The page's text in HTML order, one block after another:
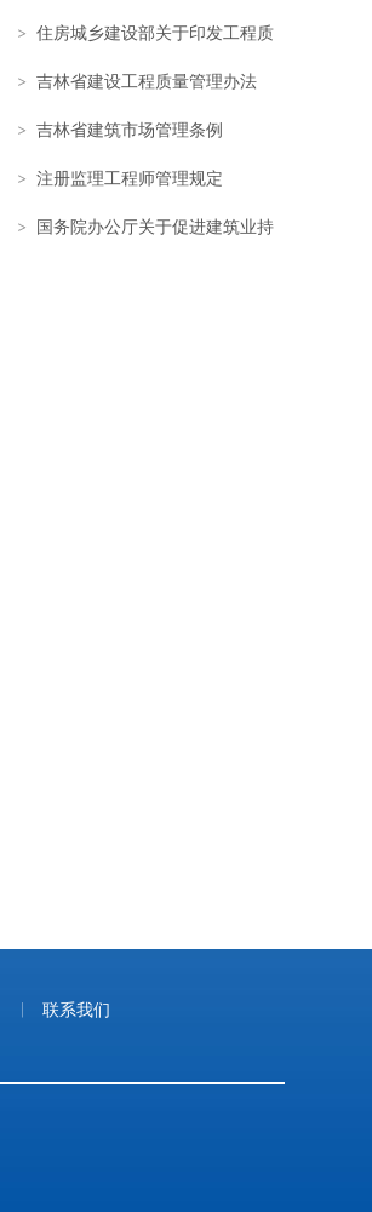
发展的指导意见》的通知
服”工作的通知
住房城乡建设部关于印发工程质
量安全提升行动方案的通知
吉林省建设工程质量管理办法
吉林省建筑市场管理条例
注册监理工程师管理规定
国务院办公厅关于促进建筑业持
联系我们